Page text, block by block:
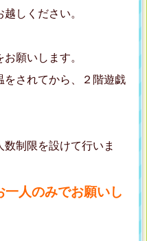
ください。
願いします。
されてから、２階遊戯
制限を設けて行いま
人のみでお願いし